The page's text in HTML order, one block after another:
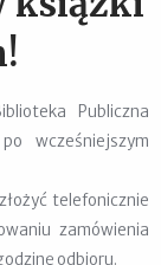
Publiczna
wcześniejszym
telefonicznie
zamówienia
odbioru.